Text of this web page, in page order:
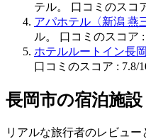
テル。 口コミのスコ
アパホテル〈新潟 燕
ル。 口コミのスコア :
ホテルルートイン長
口コミのスコア : 7.8/
長岡市の宿泊施設
リアルな旅行者のレビュー